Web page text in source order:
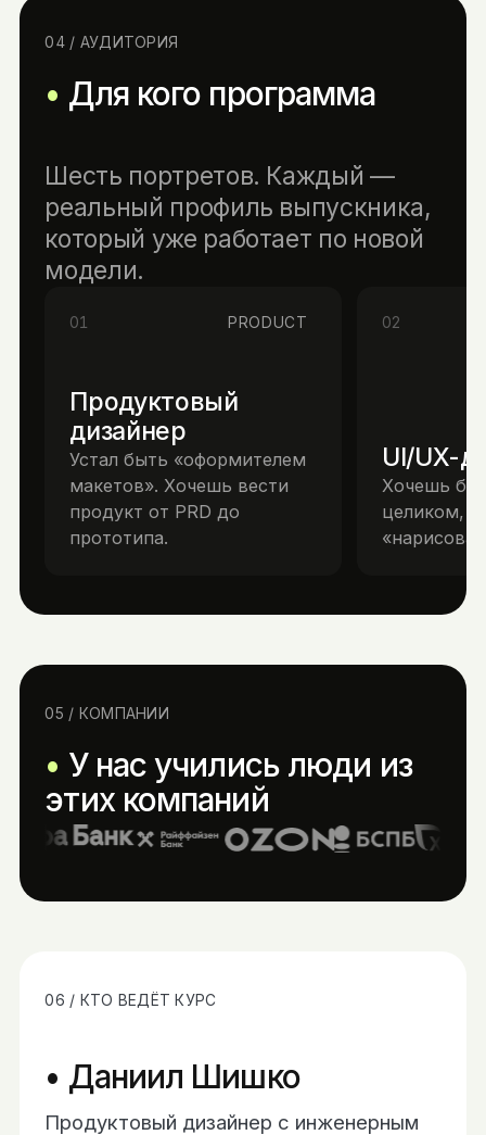
04 / АУДИТОРИЯ
Для кого программа
Шесть портретов. Каждый —
реальный профиль выпускника,
который уже работает по новой
модели.
01 PRODUCT
Продуктовый
дизайнер
Устал быть «оформителем
макетов». Хочешь вести
продукт от PRD до
прототипа.
02
UI/UX-
Хочешь
целиком, а
05 / КОМПАНИИ
У нас учились люди из
этих компаний
06 / КТО ВЕДЁТ КУРС
Даниил Шишко
Продуктовый дизайнер с инженерным